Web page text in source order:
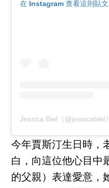
在 Instagram 查看這則貼文
Jessica Biel（@jessicabiel
今年賈斯汀生日時，
白，向這位他心目中
的父親）表達愛意，